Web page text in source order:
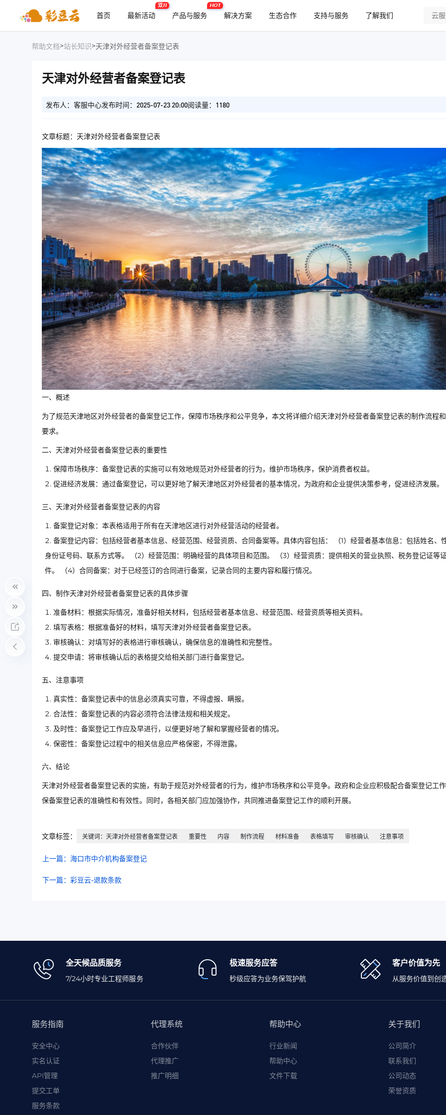
首页 最新活动
双11
产品与服务
HOT
解决方案 生态合作 支持与服务 了解我们
帮助文档>站长知识>天津对外经营者备案登记表
天津对外经营者备案登记表
发布人：客服中心发布时间：2025-07-23 20:00阅读量：1180
文章标题：天津对外经营者备案登记表
一、概述
为了规范天津地区对外经营者的备案登记工作，保障市场秩序和公平竞争，本文将详细介绍天津对外经营者备案登记表的制作流程
要求。
二、天津对外经营者备案登记表的重要性
保障市场秩序：备案登记表的实施可以有效地规范对外经营者的行为，维护市场秩序，保护消费者权益。
促进经济发展：通过备案登记，可以更好地了解天津地区对外经营者的基本情况，为政府和企业提供决策参考，促进经济发展。
三、天津对外经营者备案登记表的内容
备案登记对象：本表格适用于所有在天津地区进行对外经营活动的经营者。
备案登记内容：包括经营者基本信息、经营范围、经营资质、合同备案等。具体内容包括： （1）经营者基本信息：包括姓名、
身份证号码、联系方式等。 （2）经营范围：明确经营的具体项目和范围。 （3）经营资质：提供相关的营业执照、税务登记证等
件。 （4）合同备案：对于已经签订的合同进行备案，记录合同的主要内容和履行情况。
四、制作天津对外经营者备案登记表的具体步骤
准备材料：根据实际情况，准备好相关材料，包括经营者基本信息、经营范围、经营资质等相关资料。
填写表格：根据准备好的材料，填写天津对外经营者备案登记表。
审核确认：对填写好的表格进行审核确认，确保信息的准确性和完整性。
提交申请：将审核确认后的表格提交给相关部门进行备案登记。
五、注意事项
真实性：备案登记表中的信息必须真实可靠，不得虚报、瞒报。
合法性：备案登记表的内容必须符合法律法规和相关规定。
及时性：备案登记工作应及早进行，以便更好地了解和掌握经营者的情况。
保密性：备案登记过程中的相关信息应严格保密，不得泄露。
六、结论
天津对外经营者备案登记表的实施，有助于规范对外经营者的行为，维护市场秩序和公平竞争。政府和企业应积极配合备案登记工
保备案登记表的准确性和有效性。同时，各相关部门应加强协作，共同推进备案登记工作的顺利开展。
文章标签： 关键词：天津对外经营者备案登记表 重要性 内容 制作流程 材料准备 表格填写 审核确认 注意事项
上一篇：海口市中介机构备案登记
下一篇：彩豆云-退款条款
全天候品质服务
7/24小时专业工程师服务
极速服务应答
秒级应答为业务保驾护航
客户价值为先
从服务价值到创
服务指南
安全中心
实名认证
API管理
提交工单
服务条款
代理系统
合作伙伴
代理推广
推广明细
帮助中心
行业新闻
帮助中心
文件下载
关于我们
公司简介
联系我们
公司动态
荣誉资质